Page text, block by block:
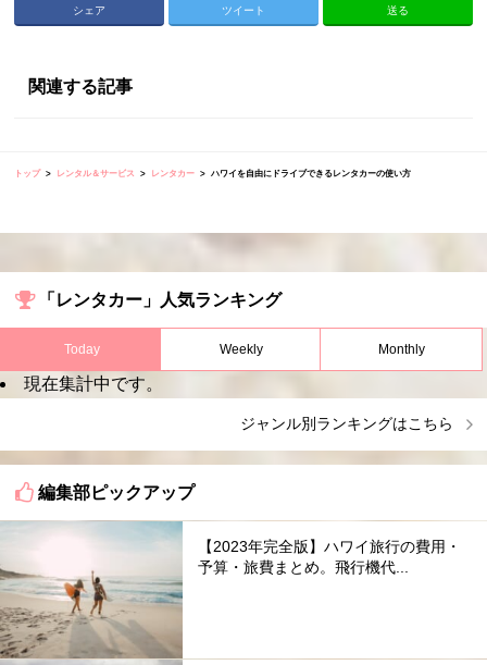
シェア ツイート 送る
関連する記事
トップ レンタル＆サービス レンタカー ハワイを自由にドライブできるレンタカーの使い方
「レンタカー」人気ランキング
Today Weekly Monthly
現在集計中です。
ジャンル別ランキングはこちら
編集部ピックアップ
【2023年完全版】ハワイ旅行の費用・
予算・旅費まとめ。飛行機代...